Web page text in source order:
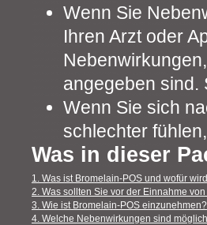
Wenn Sie
Ihren Arzt oder
angegeben sind.
Wenn Sie sich
schlechter
Was in dieser
1. Was ist Bromelain-POS und wofür
2. Was sollten Sie vor der Einnahme
3. Wie ist Bromelain-POS einzunehmen?
4. Welche Nebenwirkungen sind